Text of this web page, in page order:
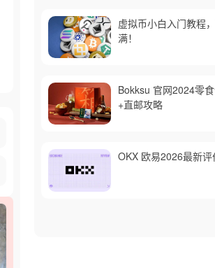
虚拟币小白入门教程
满！
Bokksu 官网2024零
+直邮攻略
OKX 欧易2026最新评